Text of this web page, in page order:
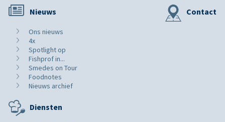
Nieuws
Ons nieuws
4x
Spotlight op
Fishprof in...
Smedes on Tour
Foodnotes
Nieuws archief
Diensten
Contact